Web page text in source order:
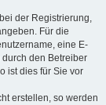
der Registrierung,
Für die
eine E-
den Betreiber
ist dies für Sie vor
erstellen, so werden